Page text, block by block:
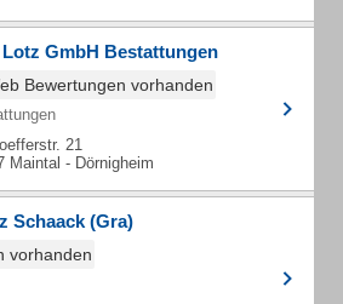
GmbH Bestattungen
Bewertungen vorhanden
21
Maintal - Dörnigheim
Schaack (Gra)
vorhanden